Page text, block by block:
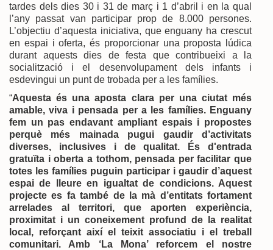
tardes dels dies 30 i 31 de març i 1 d’abril i en la qual
l’any passat van participar prop de 8.000 persones.
L’objectiu d’aquesta iniciativa, que enguany ha crescut
en espai i oferta, és proporcionar una proposta lúdica
durant aquests dies de festa que contribueixi a la
socialització i el desenvolupament dels infants i
esdevingui un punt de trobada per a les famílies.
“Aquesta és una aposta clara per una ciutat més
amable, viva i pensada per a les famílies. Enguany
fem un pas endavant ampliant espais i propostes
perquè més mainada pugui gaudir d’activitats
diverses, inclusives i de qualitat. És d'entrada
gratuïta i oberta a tothom, pensada per facilitar que
totes les famílies puguin participar i gaudir d’aquest
espai de lleure en igualtat de condicions. Aquest
projecte es fa també de la mà d’entitats fortament
arrelades al territori, que aporten experiència,
proximitat i un coneixement profund de la realitat
local, reforçant així el teixit associatiu i el treball
comunitari. Amb ‘La Mona’ reforcem el nostre